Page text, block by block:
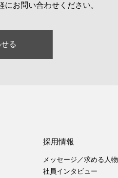
お問い合わせください。
る
採用情報
メッセージ／求める人物
社員インタビュー